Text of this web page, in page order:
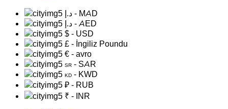
د.إ - MAD
د.إ - AED
$ - USD
£ - İngiliz Poundu
€ - avro
SR - SAR
KD - KWD
₽ - RUB
₹ - INR